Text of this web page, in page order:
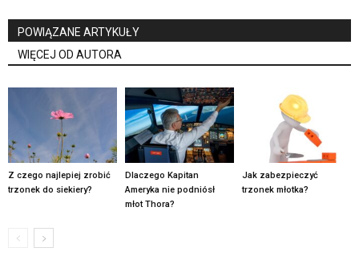
POWIĄZANE ARTYKUŁY
WIĘCEJ OD AUTORA
Z czego najlepiej zrobić
trzonek do siekiery?
Dlaczego Kapitan
Ameryka nie podniósł
młot Thora?
Jak zabezpieczyć
trzonek młotka?